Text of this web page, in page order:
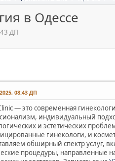
в Одессе
ДП
08:43 ДП
— это современная
индивидуальный
и эстетических
гинекологи, и
обширный спектр услуг,
процедуры, направленные